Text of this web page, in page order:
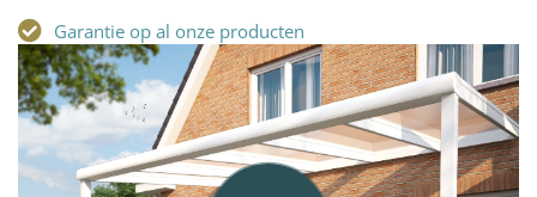
Garantie op al onze producten